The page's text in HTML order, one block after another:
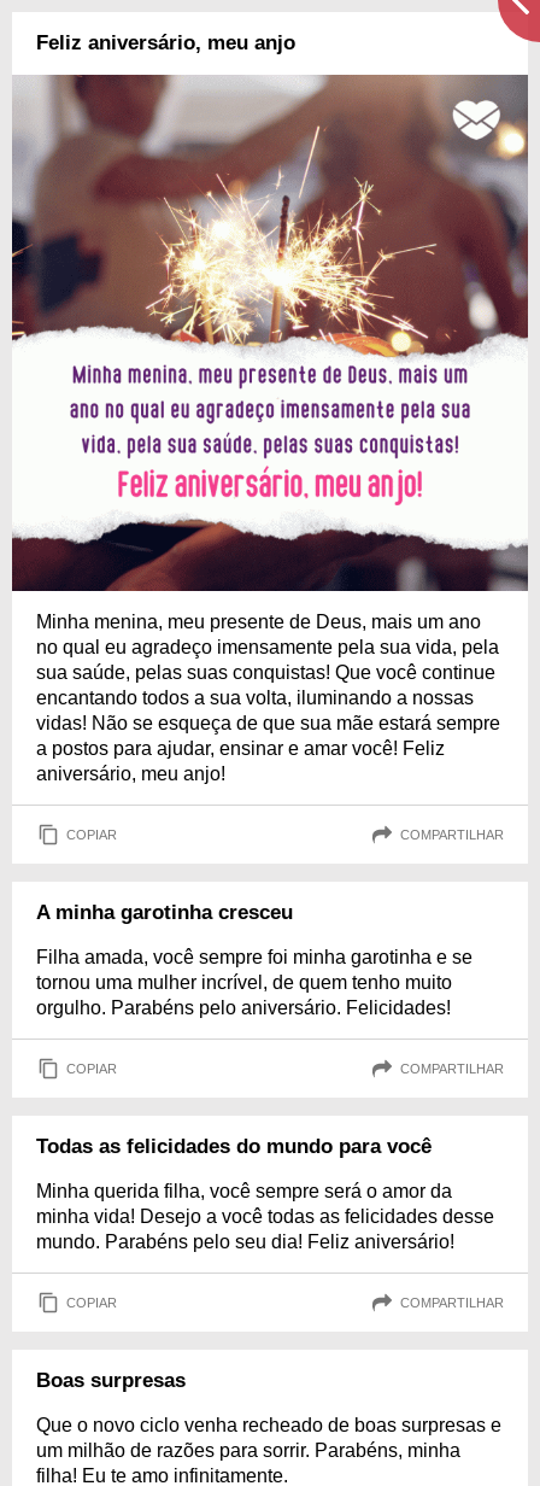
Feliz aniversário, meu anjo
Minha menina, meu presente de Deus, mais um ano
no qual eu agradeço imensamente pela sua vida, pela
sua saúde, pelas suas conquistas! Que você continue
encantando todos a sua volta, iluminando a nossas
vidas! Não se esqueça de que sua mãe estará sempre
a postos para ajudar, ensinar e amar você! Feliz
aniversário, meu anjo!
COPIAR COMPARTILHAR
A minha garotinha cresceu
Filha amada, você sempre foi minha garotinha e se
tornou uma mulher incrível, de quem tenho muito
orgulho. Parabéns pelo aniversário. Felicidades!
COPIAR COMPARTILHAR
Todas as felicidades do mundo para você
Minha querida filha, você sempre será o amor da
minha vida! Desejo a você todas as felicidades desse
mundo. Parabéns pelo seu dia! Feliz aniversário!
COPIAR COMPARTILHAR
Boas surpresas
Que o novo ciclo venha recheado de boas surpresas e
um milhão de razões para sorrir. Parabéns, minha
filha! Eu te amo infinitamente.